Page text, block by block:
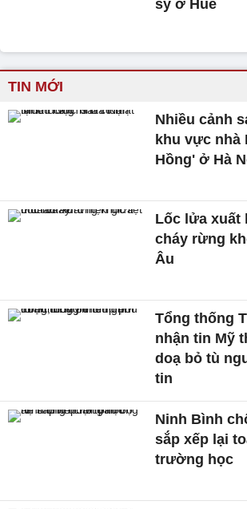
sỹ ở Huế
TIN MỚI
Nhiều cảnh
khu vực nhà
Hồng' ở Hà
Lốc lửa xuất
cháy rừng
Âu
Tổng thống
nhận tin Mỹ
doạ bỏ tù
tin
Ninh Bình
sắp xếp lại
trường học